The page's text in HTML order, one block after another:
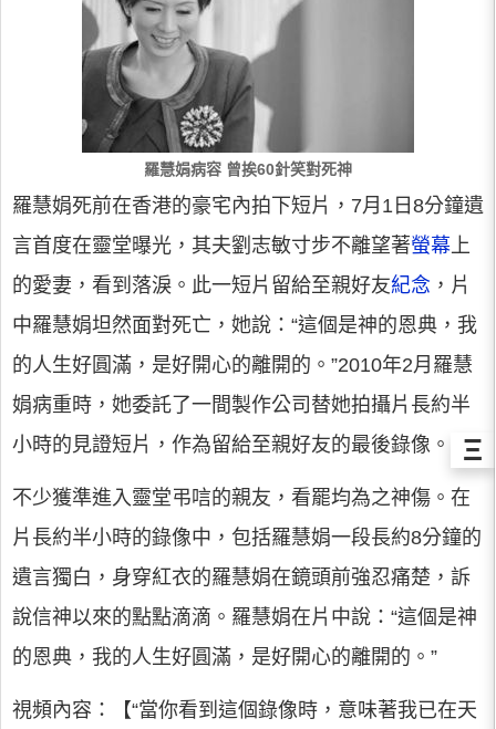
羅慧娟病容 曾挨60針笑對死神
羅慧娟死前在香港的豪宅內拍下短片，7月1日8分鐘遺
言首度在靈堂曝光，其夫劉志敏寸步不離望著螢幕上
的愛妻，看到落淚。此一短片留給至親好友紀念 ，片
中羅慧娟坦然面對死亡，她說：“這個是神的恩典，我
的人生好圓滿，是好開心的離開的。”2010年2月羅慧
娟病重時，她委託了一間製作公司替她拍攝片長約半
小時的見證短片，作為留給至親好友的最後錄像。
不少獲準進入靈堂弔唁的親友，看罷均為之神傷。在
片長約半小時的錄像中，包括羅慧娟一段長約8分鐘的
遺言獨白，身穿紅衣的羅慧娟在鏡頭前強忍痛楚，訴
說信神以來的點點滴滴。羅慧娟在片中說：“這個是神
的恩典，我的人生好圓滿，是好開心的離開的。”
視頻內容：【“當你看到這個錄像時，意味著我已在天
Ξ